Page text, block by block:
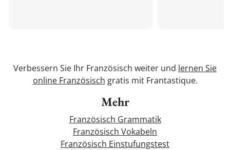
Verbessern Sie Ihr Französisch weiter und lernen Sie
online Französisch gratis mit Frantastique.
Mehr
Französisch Grammatik
Französisch Vokabeln
Französisch Einstufungstest